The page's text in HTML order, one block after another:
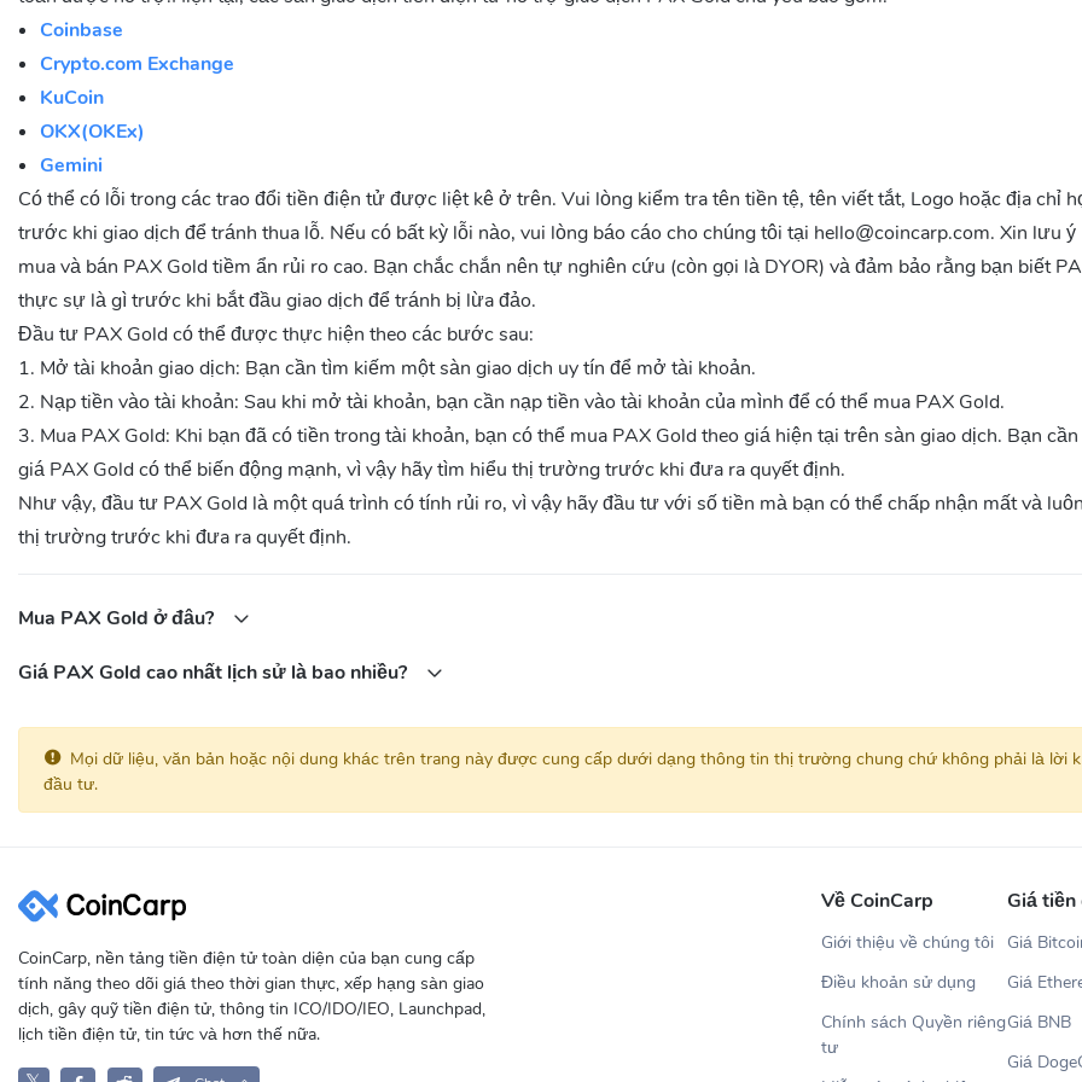
anh đã cùng sáng lập Cedar Hill Capital Partners vào năm 2005. Đây là bước khởi đầu của sự nghiệp của anh trong tài chính và quản lý
Điều gì làm cho PAX Gold độc đáo?
Với số lượng token ERC-20 ngày càng tăng, PAX Gold nổi bật vì nó được bảo chứng bởi một loại hàng hóa đã được thiết lập. Một trong
tiêu chính của PAX Gold là làm cho việc đầu tư vào vàng trở nên phổ biến hơn. Whitepaper chính thức cho biết “hơn 3,5 nghìn tỷ USD
hiện có ngày nay chỉ được sử dụng cho mục đích đầu tư;” tuy nhiên, một phần lớn của nó không có sẵn cho các nhà đầu tư nhỏ. Đây là
vào cuộc. Mỗi token PAXG được bảo chứng bởi một ounce Troy vàng tinh khiết của một thanh vàng London Good Delivery, được lưu trữ
vàng LBMA ở London. Nếu bạn sở hữu PAXG, bạn sở hữu quyền sở hữu vàng vật lý cơ bản, được giữ trong quyền giám sát của Paxos
Bằng cách kết hợp tính an toàn và thanh khoản do tiền điện tử dựa trên blockchain cung cấp, và tên tuổi của vàng là một hàng hóa vật lý,
mang lại một cơ hội đầu tư mới cho các nhà giao dịch.
PAX Gold (PAXG) Hợp đồng
Ethereum:0x45804880de22913dafe09f4980848ece6ecbaf78
Solana:C6oFsE8nXRDThzrMEQ5SxaNFGKoyyfWDDVPw37JKvPTe
Coinbase
Crypto.com Exchange
KuCoin
OKX(OKEx)
Gemini
Có thể có lỗi trong các trao đổi tiền điện tử được liệt kê ở trên. Vui lòng kiểm tra tên tiền tệ, tên viết tắt, Logo hoặc địa chỉ
trước khi giao dịch để tránh thua lỗ. Nếu có bất kỳ lỗi nào, vui lòng báo cáo cho chúng tôi tại hello@coincarp.com. Xin lưu
mua và bán PAX Gold tiềm ẩn rủi ro cao. Bạn chắc chắn nên tự nghiên cứu (còn gọi là DYOR) và đảm bảo rằng bạn biết
thực sự là gì trước khi bắt đầu giao dịch để tránh bị lừa đảo.
Đầu tư PAX Gold có thể được thực hiện theo các bước sau:
1. Mở tài khoản giao dịch: Bạn cần tìm kiếm một sàn giao dịch uy tín để mở tài khoản.
2. Nạp tiền vào tài khoản: Sau khi mở tài khoản, bạn cần nạp tiền vào tài khoản của mình để có thể mua PAX Gold.
3. Mua PAX Gold: Khi bạn đã có tiền trong tài khoản, bạn có thể mua PAX Gold theo giá hiện tại trên sàn giao dịch. Bạn
giá PAX Gold có thể biến động mạnh, vì vậy hãy tìm hiểu thị trường trước khi đưa ra quyết định.
Như vậy, đầu tư PAX Gold là một quá trình có tính rủi ro, vì vậy hãy đầu tư với số tiền mà bạn có thể chấp nhận mất và
thị trường trước khi đưa ra quyết định.
Mua PAX Gold ở đâu?
Giá PAX Gold cao nhất lịch sử là bao nhiều?
Mọi dữ liệu, văn bản hoặc nội dung khác trên trang này được cung cấp dưới dạng thông tin thị trường chung chứ không phải là lời
đầu tư.
CoinCarp, nền tảng tiền điện tử toàn diện của bạn cung cấp
tính năng theo dõi giá theo thời gian thực, xếp hạng sàn giao
dịch, gây quỹ tiền điện tử, thông tin ICO/IDO/IEO, Launchpad,
lịch tiền điện tử, tin tức và hơn thế nữa.
Về CoinCarp
Giới thiệu về chúng tôi
Điều khoản sử dụng
Chính sách Quyền riêng
tư
Giá
Giá
Giá
Giá BNB
Giá